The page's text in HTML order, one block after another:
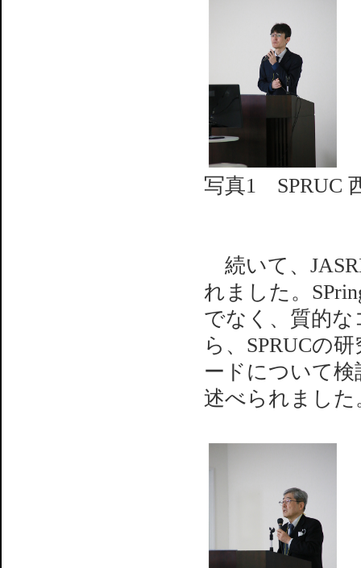
写真1 SPRUC
続いて、
れました。
でなく、質的
ら、SPRUCの
ードについて
述べられました